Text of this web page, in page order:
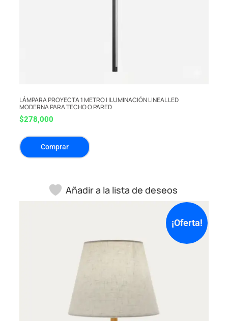
LÁMPARA PROYECTA 1 METRO | ILUMINACIÓN LINEAL LED
MODERNA PARA TECHO O PARED
$278,000
Comprar
Añadir a la lista de deseos
¡Oferta!